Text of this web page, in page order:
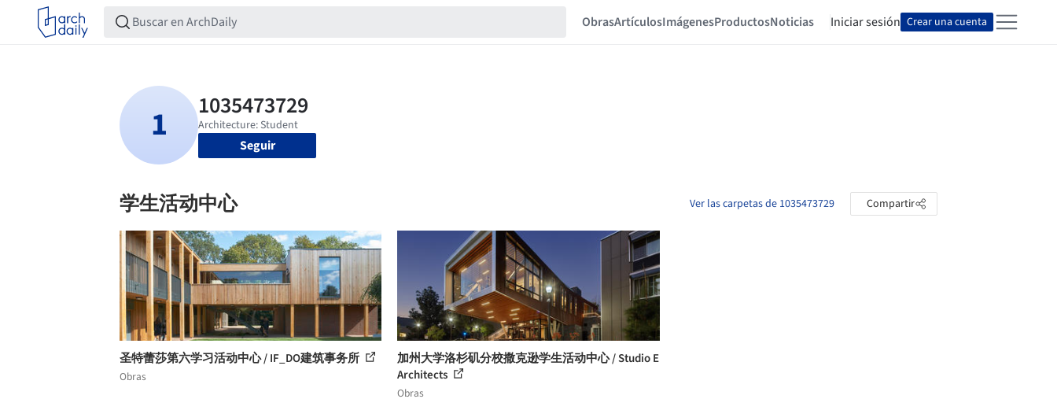
ObrasArtículosImágenesProductosNoticias Iniciar sesión Crear una cuenta
Seguir
学生活动中心 Ver las carpetas de 1035473729 Compartir
圣特蕾莎第六学习活动中心 / IF_DO建筑事务所
Obras
加州大学洛杉矶分校撒克逊学生活动中心 / Studio E
Architects
Obras